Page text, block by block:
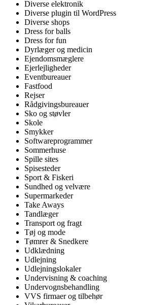
Diverse elektronik
Diverse plugin til WordPress
Diverse shops
Dress for balls
Dress for fun
Dyrlæger og medicin
Ejendomsmæglere
Ejerlejligheder
Eventbureauer
Fastfood
Rejser
Rådgivingsbureauer
Sko og støvler
Skole
Smykker
Softwareprogrammer
Sommerhuse
Spille sites
Spisesteder
Sport & Fiskeri
Sundhed og velvære
Supermarkeder
Take Aways
Tandlæger
Transport og fragt
Tøj og mode
Tømrer & Snedkere
Udklædning
Udlejning
Udlejningslokaler
Undervisning & coaching
Undervognsbehandling
VVS firmaer og tilbehør